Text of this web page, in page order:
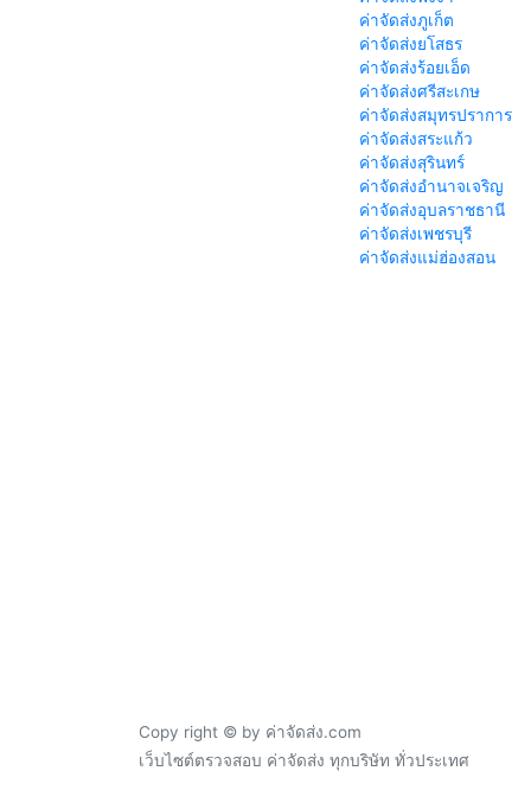
ค่าจัดส่งภูเก็ต
ค่าจัดส่งยโสธร
ค่าจัดส่งร้อยเอ็ด
ค่าจัดส่งศรีสะเกษ
ค่าจัดส่งสมุทรปราการ
ค่าจัดส่งสระแก้ว
ค่าจัดส่งสุรินทร์
ค่าจัดส่งอำนาจเจริญ
ค่าจัดส่งอุบลราชธานี
ค่าจัดส่งเพชรบุรี
ค่าจัดส่งแม่ฮ่องสอน
Copy right © by ค่าจัดส่ง.com
เว็บไซต์ตรวจสอบ ค่าจัดส่ง ทุกบริษัท ทั่วประเทศ